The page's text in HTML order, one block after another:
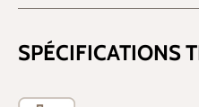
SPÉCIFICATIONS